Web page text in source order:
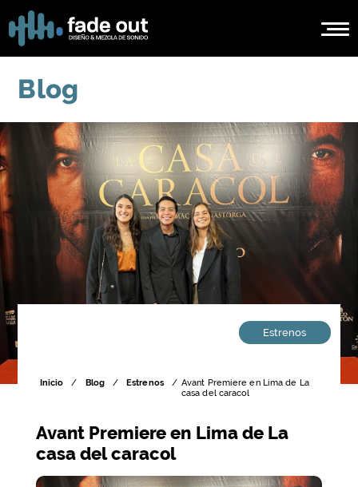
Blog
Inicio / Blog / Estrenos / Avant Premiere en Lima de La
casa del caracol
Estrenos
Avant Premiere en Lima de La
casa del caracol